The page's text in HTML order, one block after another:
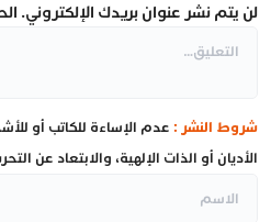
لن يتم نشر عنوان بريدك الإلكتروني.
شروط النشر : عدم الإساءة للكاتب أو
الأديان أو الذات الإلهية، والابتعاد عن